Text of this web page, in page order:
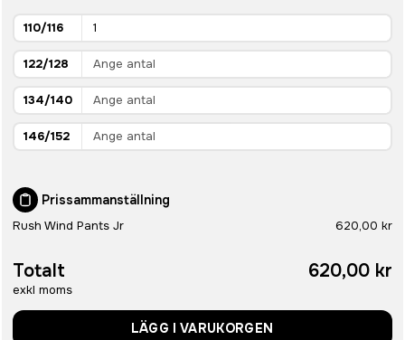
110/116
122/128
134/140
146/152
Prissammanställning
Rush Wind Pants Jr 620,00 kr
Totalt
exkl moms
620,00 kr
LÄGG I VARUKORGEN